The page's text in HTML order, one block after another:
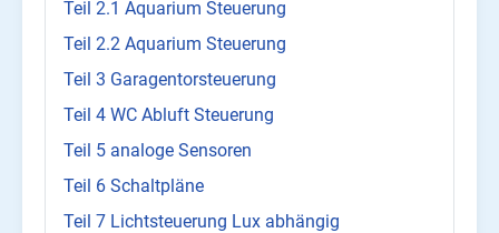
Teil 2.1 Aquarium Steuerung
Teil 2.2 Aquarium Steuerung
Teil 3 Garagentorsteuerung
Teil 4 WC Abluft Steuerung
Teil 5 analoge Sensoren
Teil 6 Schaltpläne
Teil 7 Lichtsteuerung Lux abhängig